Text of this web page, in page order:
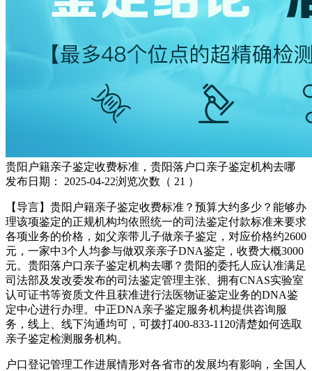
贵阳户籍亲子鉴定收费标准，贵阳落户口亲子鉴定机构去哪
发布日期：
2025-04-22浏览次数（ 21 ）
【导言】贵阳户籍亲子鉴定收费标准？预算大约多少？能够办
理该项鉴定的正规机构均依照统一的司法鉴定付款标准来要求
各项业务的价格，如父亲带儿子做亲子鉴定，对应价格约2600
元，一家中3个人均参与做双亲亲子DNA鉴定，收费大概3000
元。贵阳落户口亲子鉴定机构去哪？贵阳的委托人应认准满足
司法部及发改委发布的司法鉴定管理主张、拥有CNAS实验室
认可证书等资质文件且获准进行法医物证鉴定业务的DNA鉴
定中心进行办理。中正DNA亲子鉴定服务机构提供咨询服
务，线上、线下沟通均可，可拨打400-833-1120清楚如何选取
亲子鉴定检测服务机构。
户口登记管理工作进展情形对各省市的发展均有影响，全国人